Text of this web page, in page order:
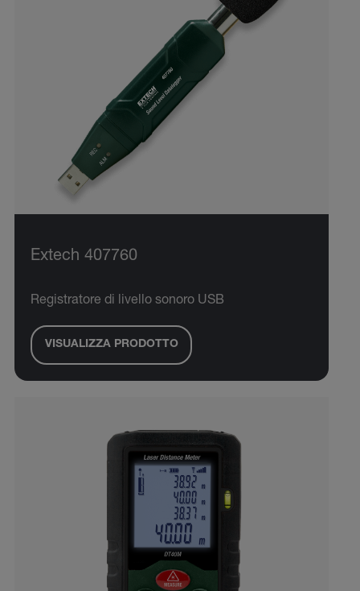
Extech 407760
Registratore di livello sonoro USB
VISUALIZZA PRODOTTO